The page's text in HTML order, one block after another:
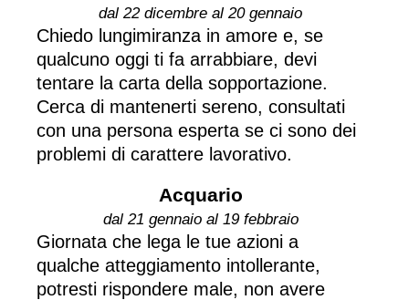
dal 22 dicembre al 20 gennaio
Chiedo lungimiranza in amore e, se
qualcuno oggi ti fa arrabbiare, devi
tentare la carta della sopportazione.
Cerca di mantenerti sereno, consultati
con una persona esperta se ci sono dei
problemi di carattere lavorativo.
Acquario
dal 21 gennaio al 19 febbraio
Giornata che lega le tue azioni a
qualche atteggiamento intollerante,
potresti rispondere male, non avere